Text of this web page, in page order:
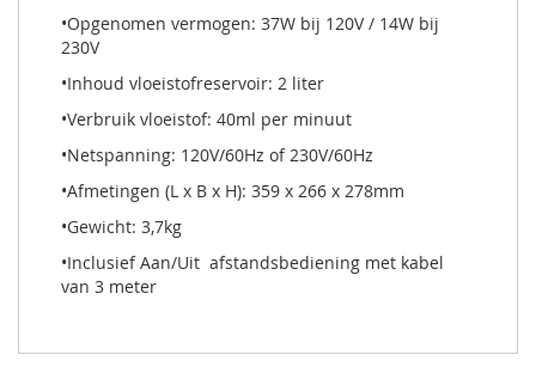
•Opgenomen vermogen: 37W bij 120V / 14W bij
230V
•Inhoud vloeistofreservoir: 2 liter
•Verbruik vloeistof: 40ml per minuut
•Netspanning: 120V/60Hz of 230V/60Hz
•Afmetingen (L x B x H): 359 x 266 x 278mm
•Gewicht: 3,7kg
•Inclusief Aan/Uit afstandsbediening met kabel
van 3 meter